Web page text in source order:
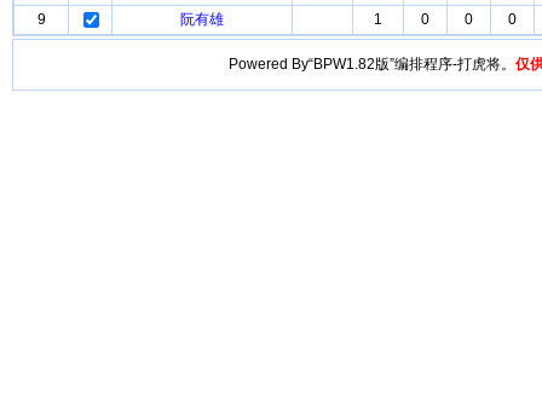
9
阮有雄 1 0 0 0
Powered By“BPW1.82版”编排程序-打虎将。 仅